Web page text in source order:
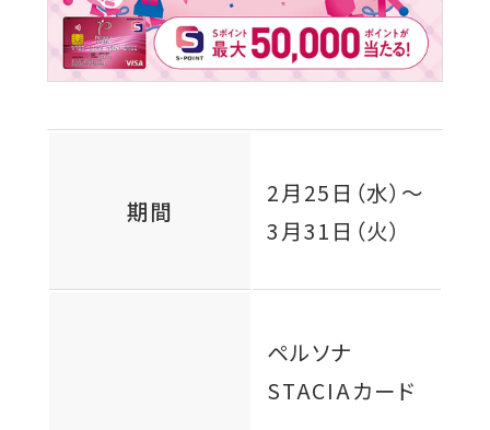
期間
2月25日（水） ～
3月31日（火）
ペルソナ
STACIAカード